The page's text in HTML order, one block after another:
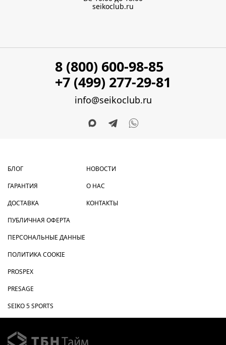
seikoclub.ru
8 (800) 600-98-85
+7 (499) 277-29-81
info@seikoclub.ru
БЛОГ
ГАРАНТИЯ
ДОСТАВКА
НОВОСТИ
О НАС
КОНТАКТЫ
ПУБЛИЧНАЯ ОФЕРТА
ПЕРСОНАЛЬНЫЕ ДАННЫЕ
ПОЛИТИКА COOKIE
PROSPEX
PRESAGE
SEIKO 5 SPORTS